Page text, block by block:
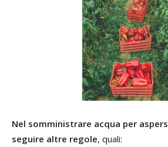
Nel somministrare acqua per
seguire altre regole, quali: